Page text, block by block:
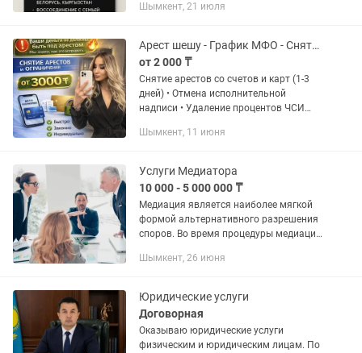
юридических/миграционных
прибывания в Республике...
Шымкент, 21 июля
Арест шешу - График МФО - Снятие ареста
от 2 000 ₸
Снятие арестов со счетов и карт (1-3
дней) • Отмена исполнительной
надписи • Удаление процентов ЧСИ
удержаний из заработной платы /
Шымкент, 11 июня
Услуги Медиатора
10 000 - 5 000 000 ₸
Медиация является наиболее мягкой
формой альтернативного разрешения
споров. Во время процедуры медиации
самостоятельно приходят к
опираясь...
Шымкент, 26 июня
Юридические услуги
Договорная
Оказываю юридические услуги
физическим и юридическим лицам. По